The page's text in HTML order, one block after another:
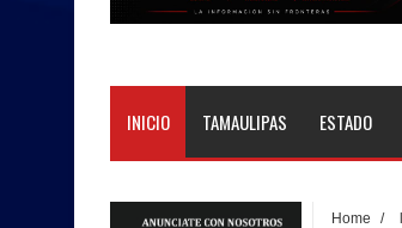
INICIO TAMAULIPAS ESTADO
Home /